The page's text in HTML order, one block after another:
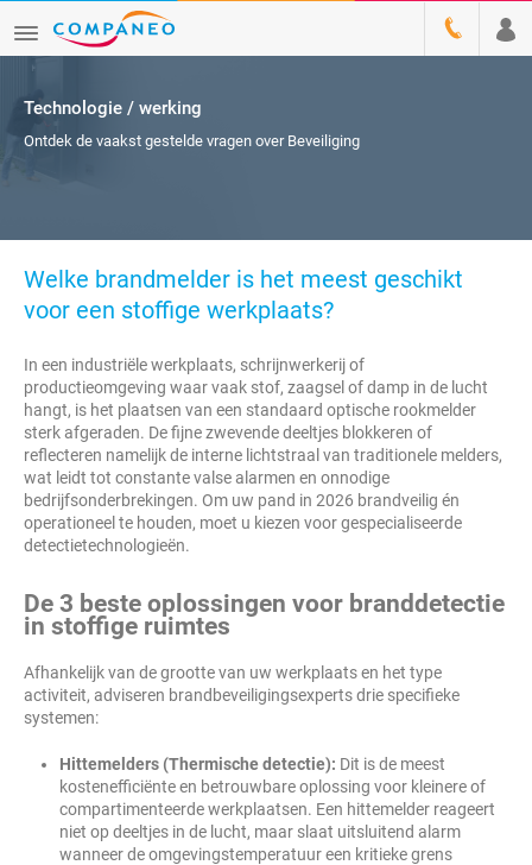
Technologie / werking
Ontdek de vaakst gestelde vragen over Beveiliging
Welke brandmelder is het meest geschikt
voor een stoffige werkplaats?
In een industriële werkplaats, schrijnwerkerij of
productieomgeving waar vaak stof, zaagsel of damp in de lucht
hangt, is het plaatsen van een standaard optische rookmelder
sterk afgeraden. De fijne zwevende deeltjes blokkeren of
reflecteren namelijk de interne lichtstraal van traditionele melders,
wat leidt tot constante valse alarmen en onnodige
bedrijfsonderbrekingen. Om uw pand in 2026 brandveilig én
operationeel te houden, moet u kiezen voor gespecialiseerde
detectietechnologieën.
De 3 beste oplossingen voor branddetectie
in stoffige ruimtes
Afhankelijk van de grootte van uw werkplaats en het type
activiteit, adviseren brandbeveiligingsexperts drie specifieke
systemen:
Hittemelders (Thermische detectie): Dit is de meest
kostenefficiënte en betrouwbare oplossing voor kleinere of
compartimenteerde werkplaatsen. Een hittemelder reageert
niet op deeltjes in de lucht, maar slaat uitsluitend alarm
wanneer de omgevingstemperatuur een kritieke grens